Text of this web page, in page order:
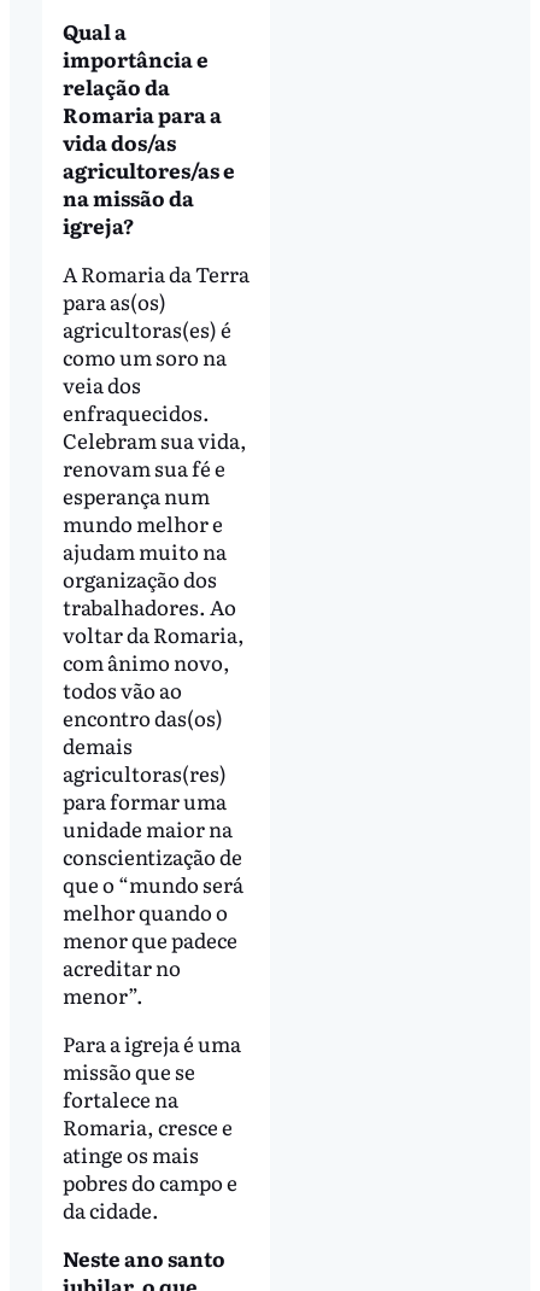
Qual a
importância e
relação da
Romaria para a
vida dos/as
agricultores/as e
na missão da
igreja?
A Romaria da Terra
para as(os)
agricultoras(es) é
como um soro na
veia dos
enfraquecidos.
Celebram sua vida,
renovam sua fé e
esperança num
mundo melhor e
ajudam muito na
organização dos
trabalhadores. Ao
voltar da Romaria,
com ânimo novo,
todos vão ao
encontro das(os)
demais
agricultoras(res)
para formar uma
unidade maior na
conscientização de
que o “mundo será
melhor quando o
menor que padece
acreditar no
menor”.
Para a igreja é uma
missão que se
fortalece na
Romaria, cresce e
atinge os mais
pobres do campo e
da cidade.
Neste ano santo